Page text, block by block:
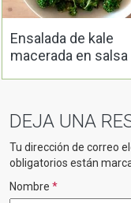
Ensalada de kale
macerada en salsa
DEJA UNA
Tu dirección de correo
obligatorios están
Nombre *